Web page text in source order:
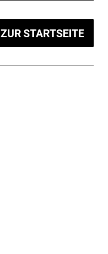
ZUR STARTSEITE